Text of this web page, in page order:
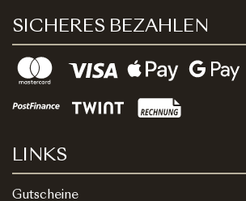
SICHERES BEZAHLEN
LINKS
Gutscheine